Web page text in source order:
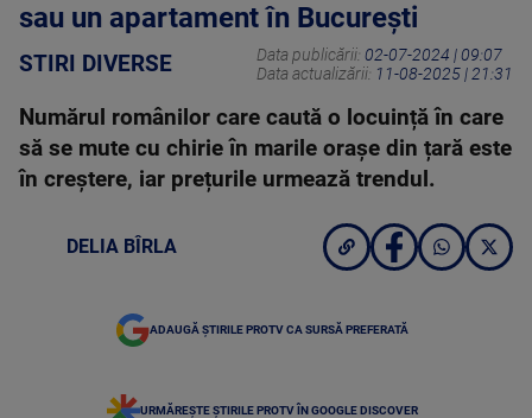
sau un apartament în București
STIRI DIVERSE Data publicării: 02-07-2024 | 09:07
Data actualizării: 11-08-2025 | 21:31
Numărul românilor care caută o locuință în care
să se mute cu chirie în marile orașe din țară este
în creștere, iar prețurile urmează trendul.
DELIA BÎRLA
ADAUGĂ ȘTIRILE PROTV CA SURSĂ PREFERATĂ
URMĂREȘTE ȘTIRILE PROTV ÎN GOOGLE DISCOVER